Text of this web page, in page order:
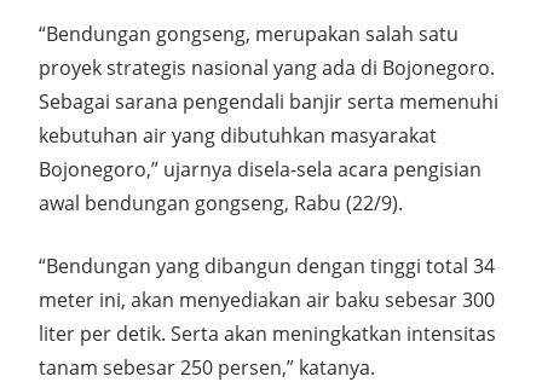
“Bendungan gongseng, merupakan salah satu
proyek strategis nasional yang ada di Bojonegoro.
Sebagai sarana pengendali banjir serta memenuhi
kebutuhan air yang dibutuhkan masyarakat
Bojonegoro,” ujarnya disela-sela acara pengisian
awal bendungan gongseng, Rabu (22/9).
“Bendungan yang dibangun dengan tinggi total 34
meter ini, akan menyediakan air baku sebesar 300
liter per detik. Serta akan meningkatkan intensitas
tanam sebesar 250 persen,” katanya.